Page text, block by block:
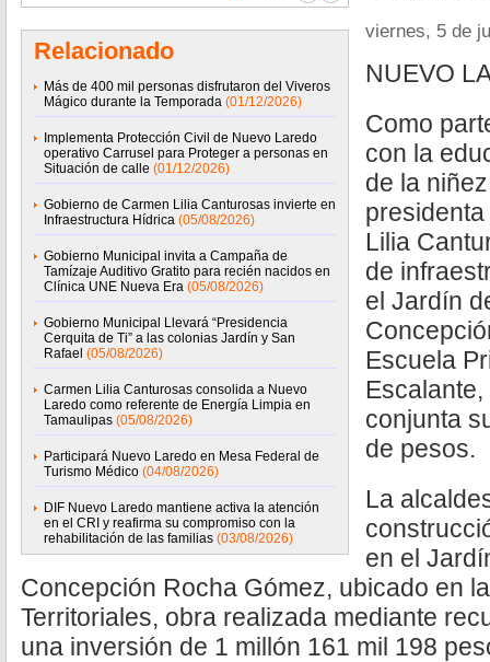
Relacionado
Más de 400 mil personas disfrutaron del Viveros
Mágico durante la Temporada (01/12/2026)
Implementa Protección Civil de Nuevo Laredo
operativo Carrusel para Proteger a personas en
Situación de calle (01/12/2026)
Gobierno de Carmen Lilia Canturosas invierte en
Infraestructura Hídrica (05/08/2026)
Gobierno Municipal invita a Campaña de
Tamízaje Auditivo Gratito para recién nacidos en
Clínica UNE Nueva Era (05/08/2026)
Gobierno Municipal Llevará “Presidencia
Cerquita de Ti” a las colonias Jardín y San
Rafael (05/08/2026)
Carmen Lilia Canturosas consolida a Nuevo
Laredo como referente de Energía Limpia en
Tamaulipas (05/08/2026)
Participará Nuevo Laredo en Mesa Federal de
Turismo Médico (04/08/2026)
DIF Nuevo Laredo mantiene activa la atención
en el CRI y reafirma su compromiso con la
rehabilitación de las familias (03/08/2026)
viernes, 5 de
NUEVO
Como
con la
de la
Lilia
de
el Jardín
Escuela
conjunta
de pesos.
La
en el
Concepción Rocha Gómez, ubicado en
Territoriales, obra realizada mediante
una inversión de 1 millón 161 mil 198